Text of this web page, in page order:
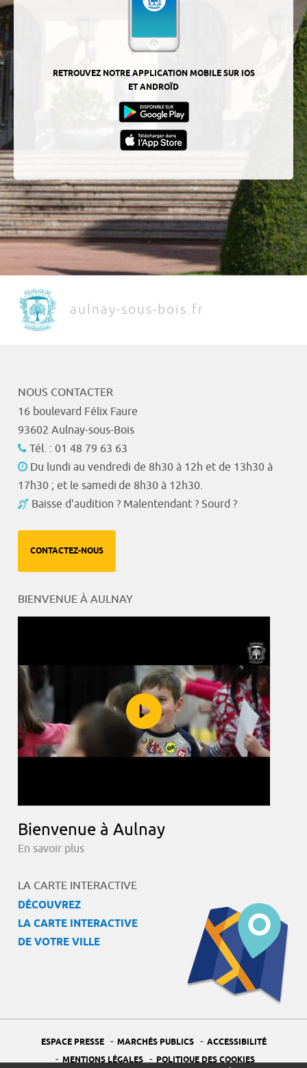
RETROUVEZ NOTRE APPLICATION MOBILE SUR IOS
ET ANDROÏD
aulnay-sous-bois.fr
NOUS CONTACTER
16 boulevard Félix Faure
93602 Aulnay-sous-Bois
Tél. : 01 48 79 63 63
Du lundi au vendredi de 8h30 à 12h et de 13h30 à
17h30 ; et le samedi de 8h30 à 12h30.
Baisse d'audition ? Malentendant ? Sourd ?
CONTACTEZ-NOUS
BIENVENUE À AULNAY
Bienvenue à Aulnay
En savoir plus
LA CARTE INTERACTIVE
DÉCOUVREZ
LA CARTE INTERACTIVE
DE VOTRE VILLE
ESPACE PRESSE - MARCHÉS PUBLICS - ACCESSIBILITÉ
- MENTIONS LÉGALES - POLITIQUE DES COOKIES